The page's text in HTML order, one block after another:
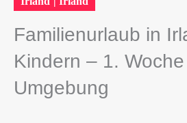
Familienurlaub in
Kindern – 1.
Umgebung